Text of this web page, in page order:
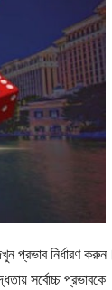
প্রভাব নির্ধারণ
সর্বোচ্চ প্রভাবকে